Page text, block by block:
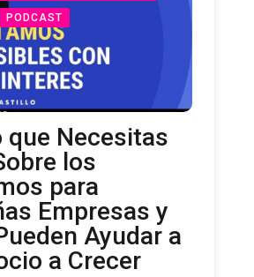
PODCAST
que Necesitas
los
para
Empresas y
Ayudar a
a Crecer